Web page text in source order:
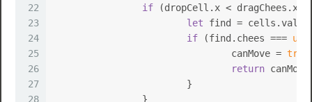
22
23
24
25
26
27
28
if (dropCell. x < dragChees. x
let find = cells.value
if (find. chees ===
				canMove =
true
return canMove
			}
		}